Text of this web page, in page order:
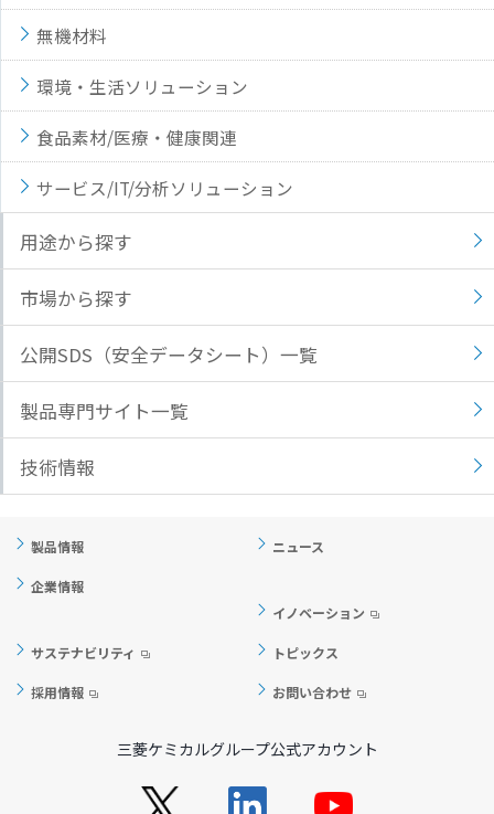
無機材料
環境・生活ソリューション
食品素材/医療・健康関連
サービス/IT/分析ソリューション
用途から探す
市場から探す
公開SDS（安全データシート）一覧
製品専門サイト一覧
技術情報
製品情報 ニュース
企業情報
イノベーション
サステナビリティ トピックス
採用情報 お問い合わせ
三菱ケミカルグループ公式アカウント